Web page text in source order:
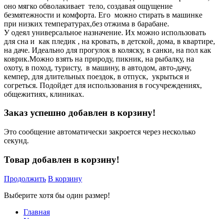
оно мягко обволакивает тело, создавая ощущение
безмятежности и комфорта. Его можно стирать в машинке
при низких температурах,без отжима в барабане.
У одеял универсальное назначение. Их можно использовать
для сна и как пледик , на кровать, в детской, дома, в квартире,
на даче. Идеально для прогулок в коляску, в санки, на пол как
коврик.Можно взять на природу, пикник, на рыбалку, на
охоту, в поход, туристу, в машину, в автодом, авто-дачу,
кемпер, для длительных поездок, в отпуск, укрыться и
согреться. Подойдет для использования в госучреждениях,
общежитиях, клиниках.
Заказ успешно добавлен в корзину!
Это сообщение автоматически закроется через несколько
секунд.
Товар добавлен в корзину!
Продолжить В корзину
Выберите хотя бы один размер!
Главная